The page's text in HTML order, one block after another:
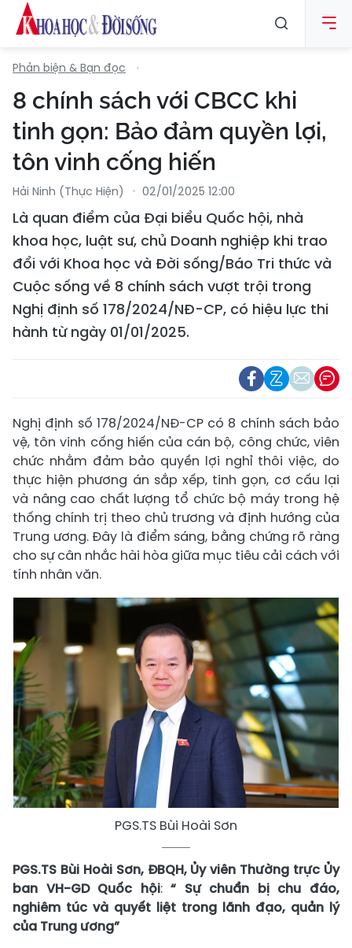
Phản biện & Bạn đọc
8 chính sách với CBCC khi
tinh gọn: Bảo đảm quyền lợi,
tôn vinh cống hiến
Hải Ninh (Thực Hiện) 02/01/2025 12:00
Là quan điểm của Đại biểu Quốc hội, nhà
khoa học, luật sư, chủ Doanh nghiệp khi trao
đổi với Khoa học và Đời sống/Báo Tri thức và
Cuộc sống về 8 chính sách vượt trội trong
Nghị định số 178/2024/NĐ-CP, có hiệu lực thi
hành từ ngày 01/01/2025.
Nghị định số 178/2024/NĐ-CP có 8 chính sách bảo
vệ, tôn vinh cống hiến của cán bộ, công chức, viên
chức nhằm đảm bảo quyền lợi nghỉ thôi việc, do
thực hiện phương án sắp xếp, tinh gọn, cơ cấu lại
và nâng cao chất lượng tổ chức bộ máy trong hệ
thống chính trị theo chủ trương và định hướng của
Trung ương. Đây là điểm sáng, bằng chứng rõ ràng
cho sự cân nhắc hài hòa giữa mục tiêu cải cách với
tính nhân văn.
PGS.TS Bùi Hoài Sơn
PGS.TS Bùi Hoài Sơn, ĐBQH, Ủy viên Thường trực Ủy
ban VH-GD Quốc hội:“ Sự chuẩn bị chu đáo,
nghiêm túc và quyết liệt trong lãnh đạo, quản lý
của Trung ương”